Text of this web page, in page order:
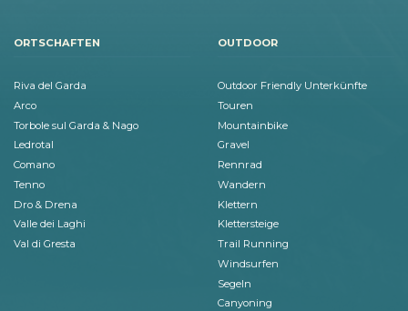
ORTSCHAFTEN
Riva del Garda
Arco
Torbole sul Garda & Nago
Ledrotal
Comano
Tenno
Dro & Drena
Valle dei Laghi
Val di Gresta
OUTDOOR
Outdoor Friendly Unterkünfte
Touren
Mountainbike
Gravel
Rennrad
Wandern
Klettern
Klettersteige
Trail Running
Windsurfen
Segeln
Canyoning